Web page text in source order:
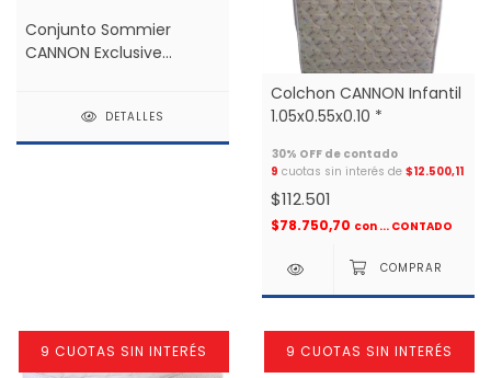
Conjunto Sommier
CANNON Exclusive
medida especial *
DETALLES
Colchon CANNON Infantil
1.05x0.55x0.10 *
9 cuotas sin interés de $12.500,11
$112.501
$78.750,70 con ... CONTADO
9 CUOTAS SIN INTERÉS 9 CUOTAS SIN INTERÉS